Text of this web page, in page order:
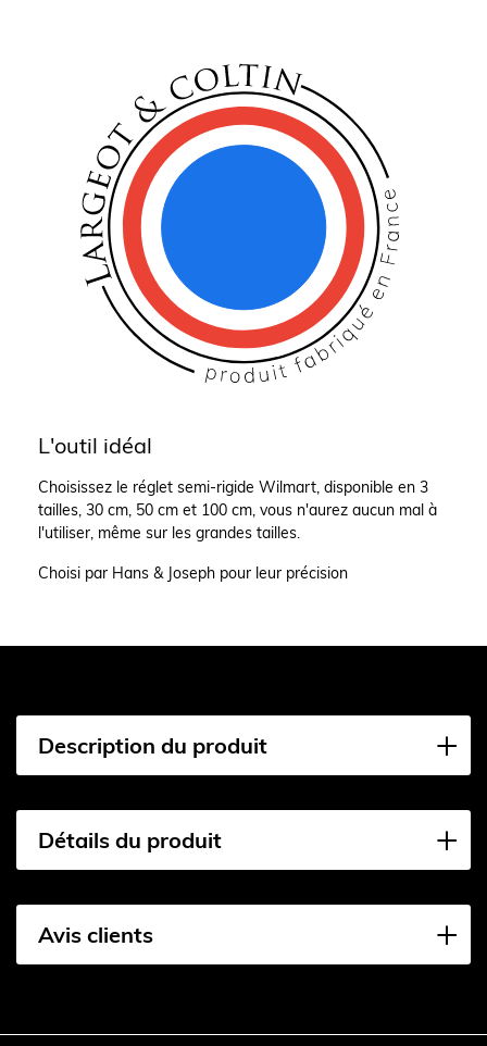
L'outil idéal
Choisissez le réglet semi-rigide Wilmart, disponible en 3
tailles, 30 cm, 50 cm et 100 cm, vous n'aurez aucun mal à
l'utiliser, même sur les grandes tailles.
Choisi par Hans & Joseph pour leur précision
Description du produit
Détails du produit
Avis clients